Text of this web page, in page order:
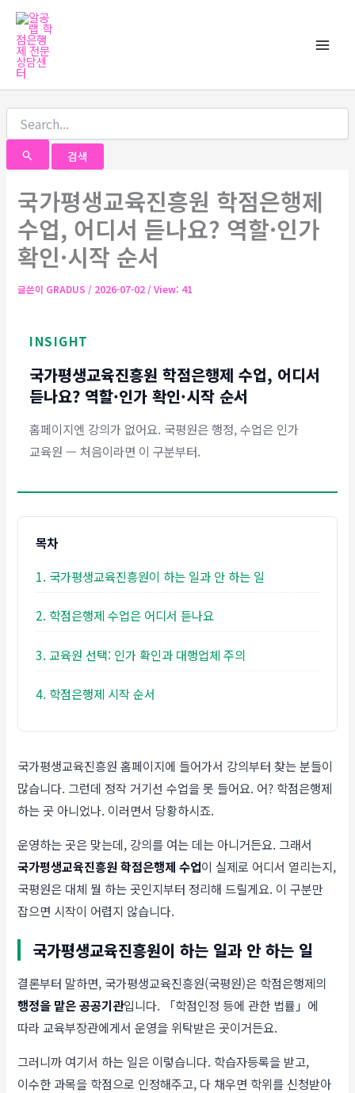
기
국가평생교육진흥원 학점은행제
수업, 어디서 듣나요? 역할·인가
확인·시작 순서
글쓴이 GRADUS / 2026-07-02 / View: 41
INSIGHT
국가평생교육진흥원 학점은행제 수업, 어디서
듣나요? 역할·인가 확인·시작 순서
홈페이지엔 강의가 없어요. 국평원은 행정, 수업은 인가
교육원 — 처음이라면 이 구분부터.
목차
1. 국가평생교육진흥원이 하는 일과 안 하는 일
2. 학점은행제 수업은 어디서 듣나요
3. 교육원 선택: 인가 확인과 대행업체 주의
4. 학점은행제 시작 순서
국가평생교육진흥원 홈페이지에 들어가서 강의부터 찾는 분들이
많습니다. 그런데 정작 거기선 수업을 못 들어요. 어? 학점은행제
하는 곳 아니었나. 이러면서 당황하시죠.
운영하는 곳은 맞는데, 강의를 여는 데는 아니거든요. 그래서
국가평생교육진흥원 학점은행제 수업이 실제로 어디서 열리는지,
국평원은 대체 뭘 하는 곳인지부터 정리해 드릴게요. 이 구분만
잡으면 시작이 어렵지 않습니다.
국가평생교육진흥원이 하는 일과 안 하는 일
결론부터 말하면, 국가평생교육진흥원(국평원)은 학점은행제의
행정을 맡은 공공기관입니다. 「학점인정 등에 관한 법률」에
따라 교육부장관에게서 운영을 위탁받은 곳이거든요.
그러니까 여기서 하는 일은 이렇습니다. 학습자등록을 받고,
이수한 과목을 학점으로 인정해주고, 다 채우면 학위를 신청받아